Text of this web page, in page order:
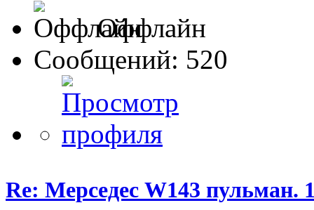
Оффлайн
Сообщений: 520
Re: Мерседес W143 пульман.